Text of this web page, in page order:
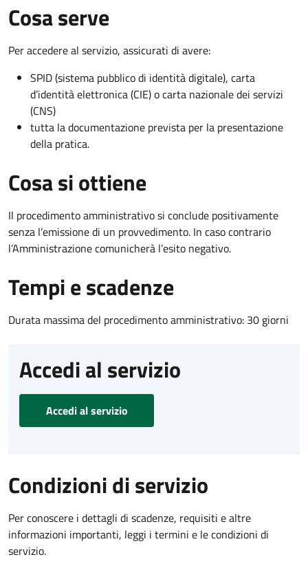
Cosa serve
Per accedere al servizio, assicurati di avere:
SPID (sistema pubblico di identità digitale), carta
d’identità elettronica (CIE) o carta nazionale dei servizi
(CNS)
tutta la documentazione prevista per la presentazione
della pratica.
Cosa si ottiene
Il procedimento amministrativo si conclude positivamente
senza l’emissione di un provvedimento. In caso contrario
l’Amministrazione comunicherà l’esito negativo.
Tempi e scadenze
Durata massima del procedimento amministrativo: 30 giorni
Accedi al servizio
Accedi al servizio
Condizioni di servizio
Per conoscere i dettagli di scadenze, requisiti e altre
informazioni importanti, leggi i termini e le condizioni di
servizio.